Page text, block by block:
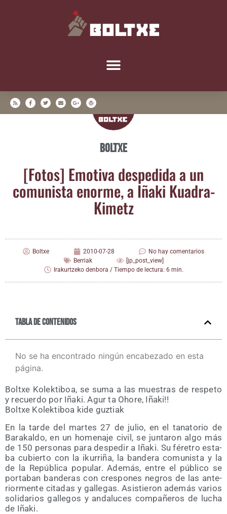
Boltxe
[Fotos] Emo­ti­va des­pe­di­da a un
comu­nis­ta enor­me, a Iña­ki Kua­dra-
Kimetz
Boltxe 2010-07-28
No hay comentarios
Berriak
[jp_post_view]
Irakurtzeko denbora / Tiempo de lectura: 6 min.
Tabla de contenidos
No se ha encontrado ningún encabezado en esta
página.
Boltxe Kolek­ti­boa, se suma a las mues­tras de res­pe­to
y recuer­do por Iña­ki. Agur ta Oho­re, Iñaki!!
Boltxe Kolek­ti­boa kide guztiak
En la tar­de del mar­tes 27 de julio, en el tana­to­rio de
Bara­kal­do, en un home­na­je civil, se jun­ta­ron algo más
de 150 per­so­nas para des­pe­dir a Iña­ki. Su fére­tro esta­
ba cubier­to con la iku­rri­ña, la ban­de­ra comu­nis­ta y la
de la Repú­bli­ca popu­lar. Ade­más, entre el públi­co se
por­ta­ban ban­de­ras con cres­po­nes negros de las ante­
rior­men­te cita­das y galle­gas. Asis­tie­ron ade­más varios
soli­da­rios galle­gos y anda­lu­ces com­pa­ñe­ros de lucha
de Iñaki.